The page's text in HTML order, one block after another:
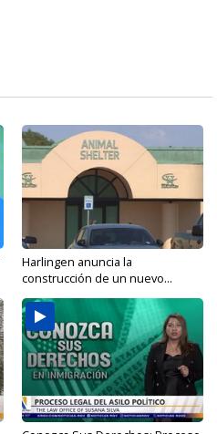
Harlingen anuncia la
construcción de un nuevo...